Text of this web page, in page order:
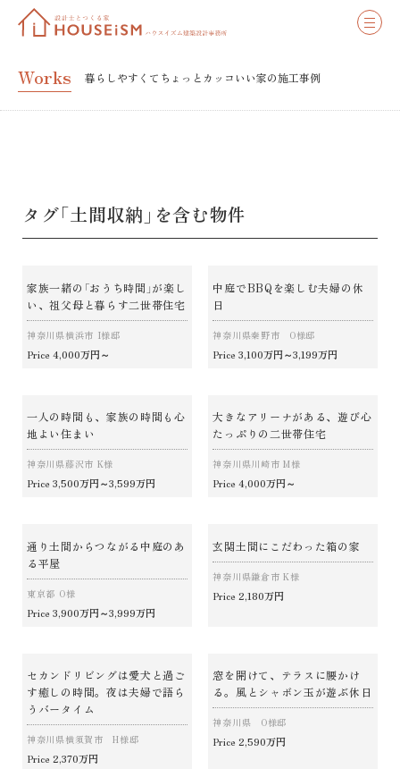
Works 暮らしやすくてちょっとカッコいい家の施工事例
タグ「土間収納」を含む物件
家族一緒の「おうち時間」が楽し
い、祖父母と暮らす二世帯住宅
神奈川県横浜市 I様邸
Price 4,000万円～
中庭でBBQを楽しむ夫婦の休
日
神奈川県秦野市 O様邸
Price3,100万円～3,199万円
一人の時間も、家族の時間も心
地よい住まい
神奈川県藤沢市 K様
Price 3,500万円～3,599万円
大きなアリーナがある、遊び心
たっぷりの二世帯住宅
神奈川県川崎市 M様
Price4,000万円～
通り土間からつながる中庭のあ
る平屋
東京都 O様
Price 3,900万円～3,999万円
玄関土間にこだわった箱の家
神奈川県鎌倉市 K様
Price2,180万円
セカンドリビングは愛犬と過ご
す癒しの時間。夜は夫婦で語ら
うバータイム
神奈川県横須賀市 H様邸
Price 2,370万円
窓を開けて、テラスに腰かけ
る。風とシャボン玉が遊ぶ休日
神奈川県 O様邸
Price2,590万円